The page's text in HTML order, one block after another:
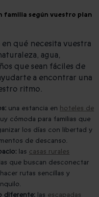
familia según vuestro plan
qué necesita vuestra
agua,
que sean fáciles de
a encontrar una
ritmo.
una estancia en hoteles de
cómoda para familias que
los días con libertad y
de descanso.
las casas rurales
que buscan desconectar
rutas sencillas y
diferente: las escapadas